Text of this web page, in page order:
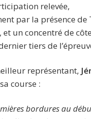
relevée,
par la présence de
et un concentré de
tiers de
représentant,
course :
bordures au